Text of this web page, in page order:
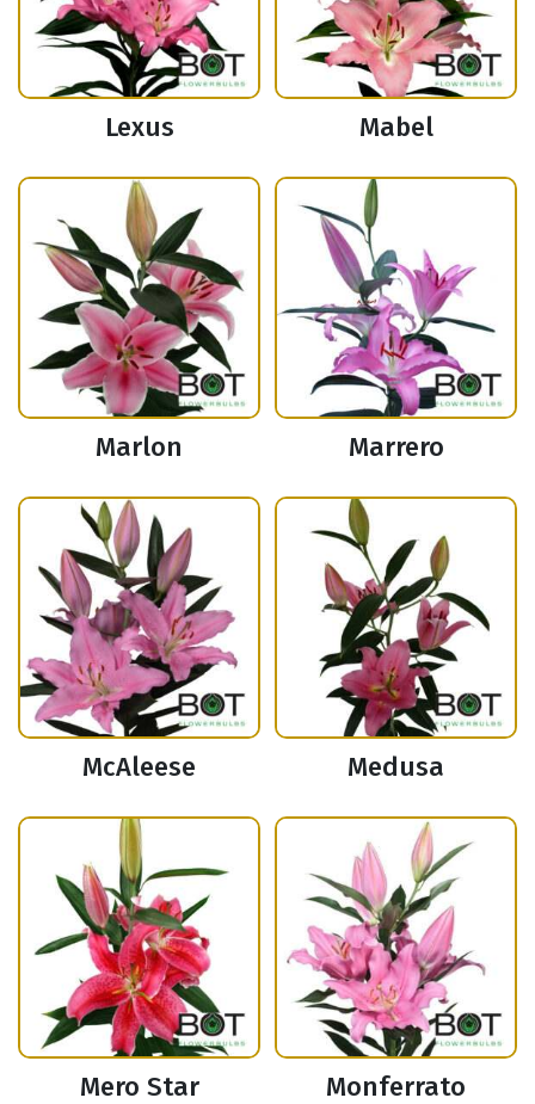
Lexus Mabel
Marlon Marrero
McAleese Medusa
Mero Star Monferrato